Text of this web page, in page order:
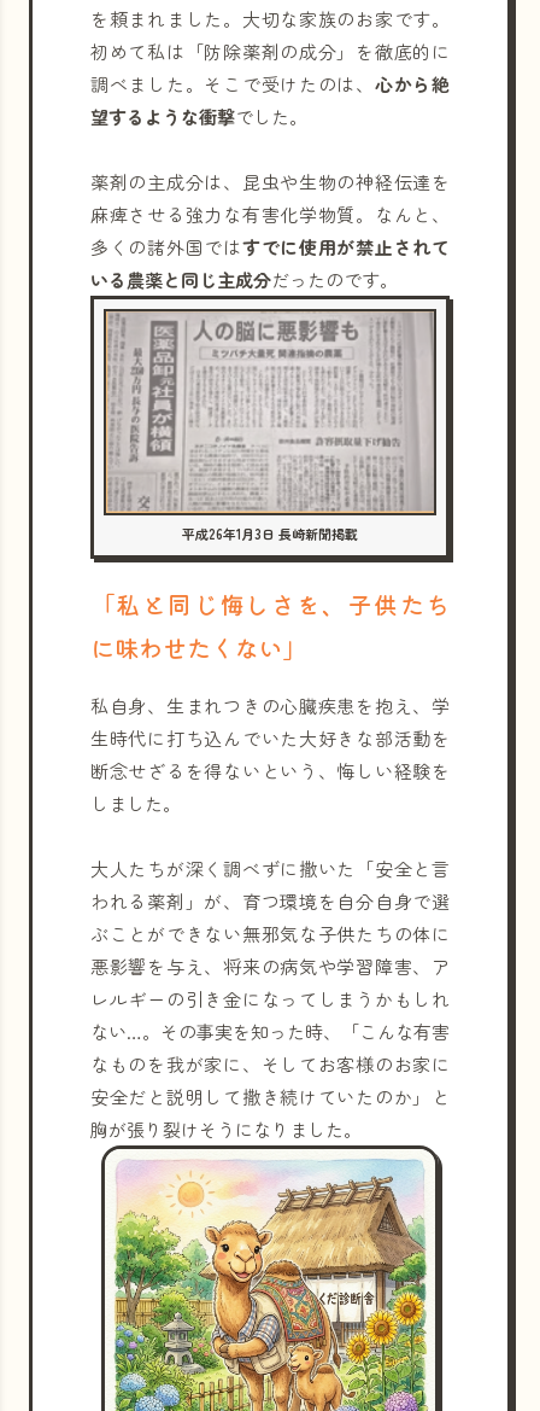
を頼まれました。大切な家族のお家です。
初めて私は「防除薬剤の成分」を徹底的に
調べました。そこで受けたのは、 心から絶
望するような衝撃でした。
薬剤の主成分は、昆虫や生物の神経伝達を
麻痺させる強力な有害化学物質。なんと、
多くの諸外国ではすでに使用が禁止されて
いる農薬と同じ主成分だったのです。
平成26年1月3日 長崎新聞掲載
「私と同じ悔しさを、子供たち
に味わせたくない」
私自身、生まれつきの心臓疾患を抱え、学
生時代に打ち込んでいた大好きな部活動を
断念せざるを得ないという、悔しい経験を
しました。
大人たちが深く調べずに撒いた「安全と言
われる薬剤」が、育つ環境を自分自身で選
ぶことができない無邪気な子供たちの体に
悪影響を与え、将来の病気や学習障害、ア
レルギーの引き金になってしまうかもしれ
ない…。その事実を知った時、「こんな有害
なものを我が家に、そしてお客様のお家に
安全だと説明して撒き続けていたのか」と
胸が張り裂けそうになりました。